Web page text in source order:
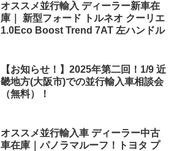
オススメ並行輸入 ディーラー新車在
庫｜ 新型フォード トルネオ クーリエ
1.0Eco Boost Trend 7AT 左ハンドル
【お知らせ！】2025年第二回！1/9 近
畿地方(大阪市)での並行輸入車相談会
（無料）！
オススメ並行輸入車 ディーラー中古
車在庫｜パノラマルーフ！トヨタ プ